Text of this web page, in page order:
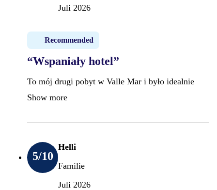
Juli 2026
Recommended
“Wspaniały hotel”
To mój drugi pobyt w Valle Mar i było idealnie
Show more
5/10
Helli
Familie
Juli 2026